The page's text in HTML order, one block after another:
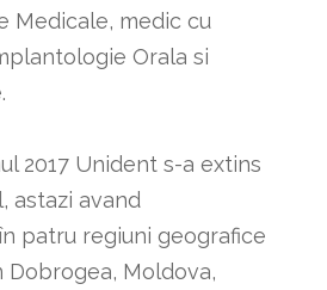
Medicale, medic cu
Orala si
2017 Unident s-a extins
astazi avand
patru regiuni geografice
Dobrogea, Moldova,